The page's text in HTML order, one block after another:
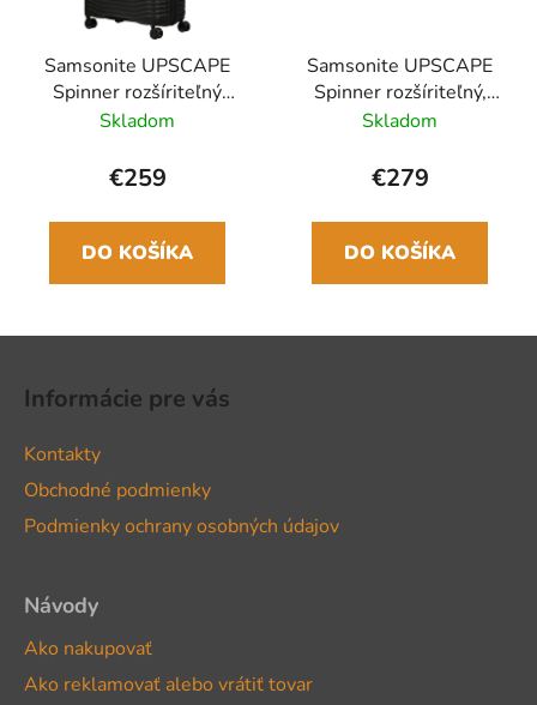
Samsonite UPSCAPE
Spinner rozšíriteľný
75cm Čierna
Skladom
€259
DO KOŠÍKA
Samsonite UPSCAPE
Spinner rozšíriteľný,
81cm Čierna
Skladom
€279
DO KOŠÍKA
Informácie pre vás
Kontakty
Obchodné podmienky
Podmienky ochrany osobných údajov
Návody
Ako nakupovať
Ako reklamovať alebo vrátiť tovar